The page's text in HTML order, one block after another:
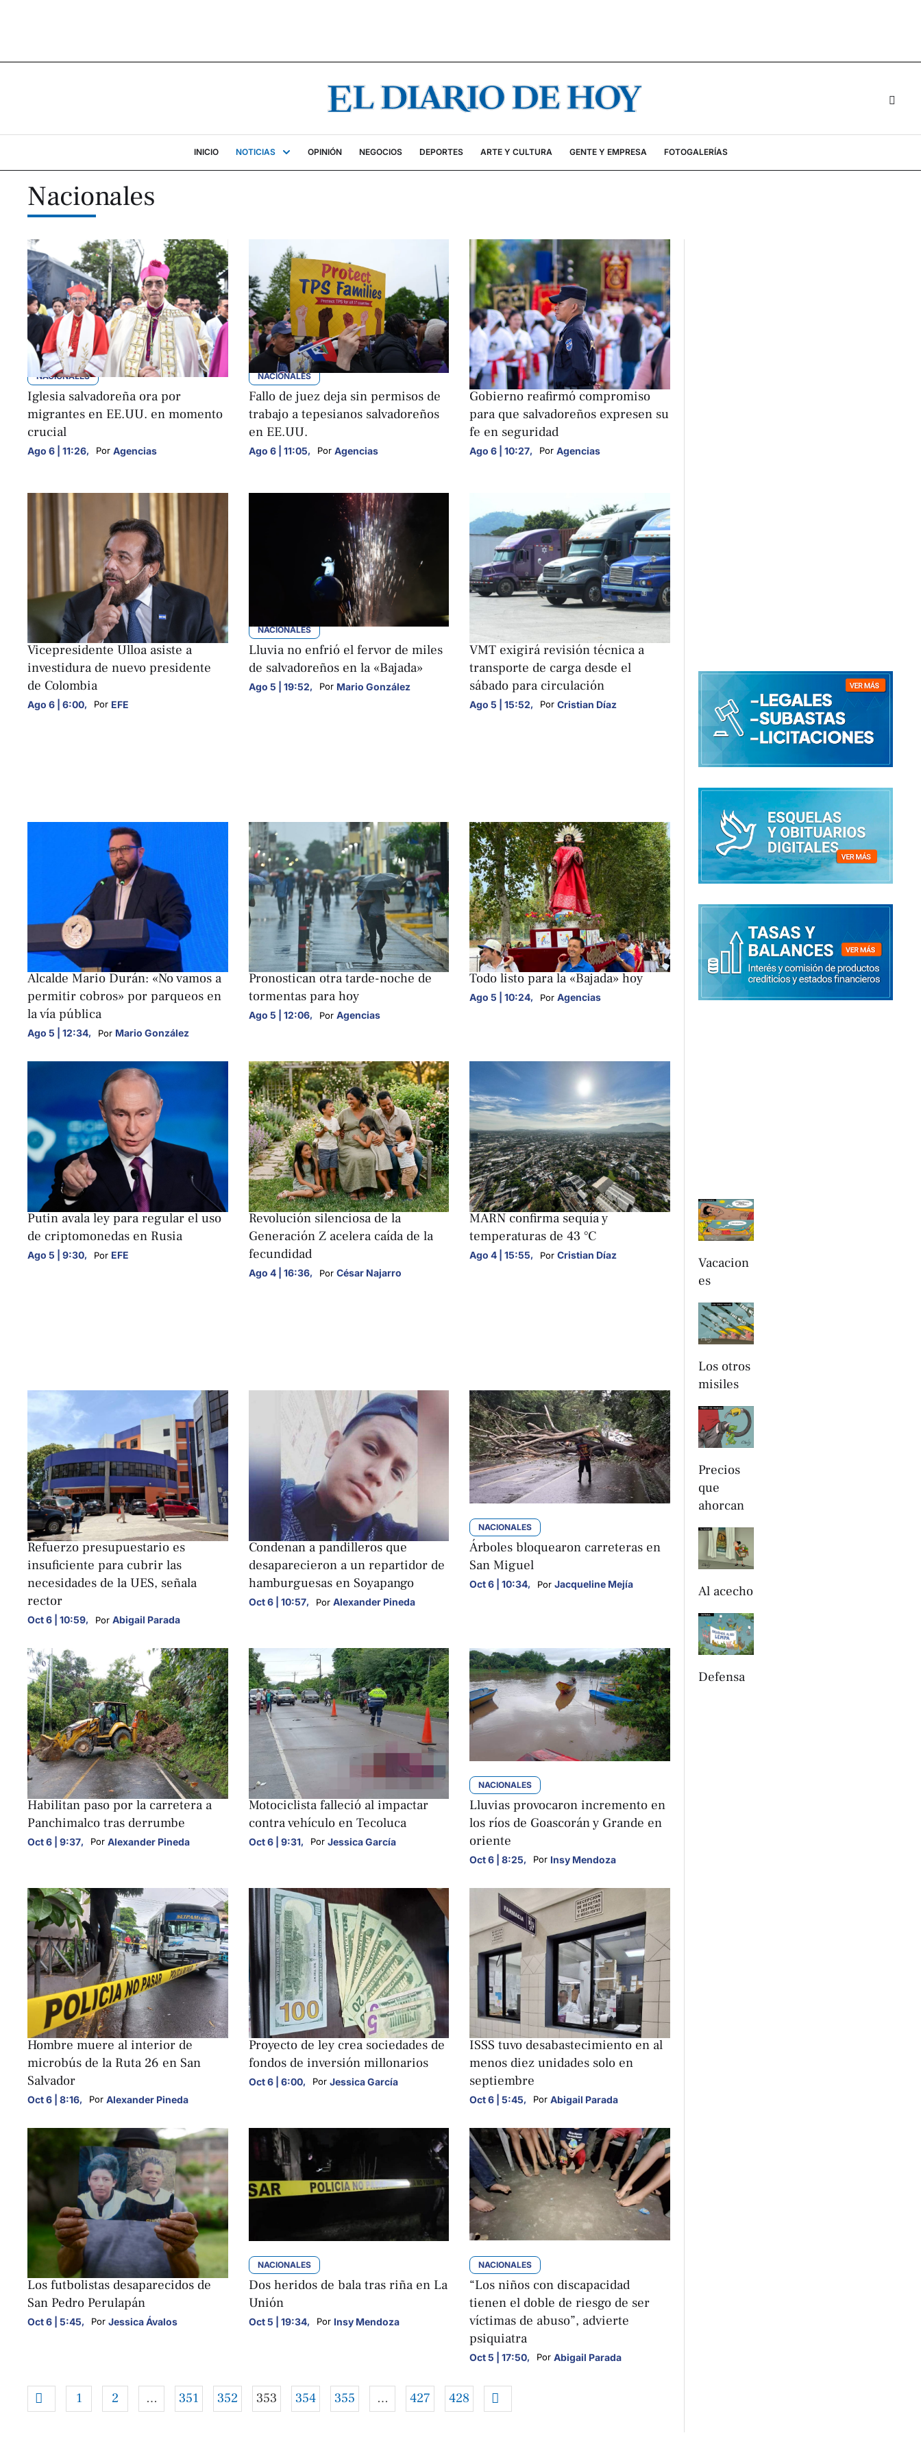
INICIO NOTICIAS OPINIÓN NEGOCIOS DEPORTES ARTE Y CULTURA GENTE Y EMPRESA FOTOGALERÍAS
Nacionales
NACIONALES
Iglesia salvadoreña ora por
migrantes en EE.UU. en momento
crucial
Ago 6 | 11:26, Por Agencias
NACIONALES
Fallo de juez deja sin permisos de
trabajo a tepesianos salvadoreños
en EE.UU.
Ago 6 | 11:05, Por Agencias
NACIONALES
Gobierno reafirmó compromiso
para que salvadoreños expresen su
fe en seguridad
Ago 6 | 10:27, Por Agencias
NACIONALES
Vicepresidente Ulloa asiste a
investidura de nuevo presidente
de Colombia
Ago 6 | 6:00, Por EFE
NACIONALES
Lluvia no enfrió el fervor de miles
de salvadoreños en la «Bajada»
Ago 5 | 19:52, Por Mario González
NACIONALES
VMT exigirá revisión técnica a
transporte de carga desde el
sábado para circulación
Ago 5 | 15:52, Por Cristian Díaz
NACIONALES
Alcalde Mario Durán: «No vamos a
permitir cobros» por parqueos en
la vía pública
Ago 5 | 12:34, Por Mario González
NACIONALES
Pronostican otra tarde-noche de
tormentas para hoy
Ago 5 | 12:06, Por Agencias
NACIONALES
Todo listo para la «Bajada» hoy
Ago 5 | 10:24, Por Agencias
NACIONALES NEGOCIOS
Putin avala ley para regular el uso
de criptomonedas en Rusia
Ago 5 | 9:30, Por EFE
NACIONALES
Revolución silenciosa de la
Generación Z acelera caída de la
fecundidad
Ago 4 | 16:36, Por César Najarro
NACIONALES
MARN confirma sequía y
temperaturas de 43 °C
Ago 4 | 15:55, Por Cristian Díaz
NACIONALES
Refuerzo presupuestario es
insuficiente para cubrir las
necesidades de la UES, señala
rector
Oct 6 | 10:59, Por Abigail Parada
NACIONALES
Condenan a pandilleros que
desaparecieron a un repartidor de
hamburguesas en Soyapango
Oct 6 | 10:57, Por Alexander Pineda
NACIONALES
Árboles bloquearon carreteras en
San Miguel
Oct 6 | 10:34, Por Jacqueline Mejía
NACIONALES
Habilitan paso por la carretera a
Panchimalco tras derrumbe
Oct 6 | 9:37, Por Alexander Pineda
NACIONALES
Motociclista falleció al impactar
contra vehículo en Tecoluca
Oct 6 | 9:31, Por Jessica García
NACIONALES
Lluvias provocaron incremento en
los ríos de Goascorán y Grande en
oriente
Oct 6 | 8:25, Por Insy Mendoza
NACIONALES
Hombre muere al interior de
microbús de la Ruta 26 en San
Salvador
Oct 6 | 8:16, Por Alexander Pineda
NACIONALES
Proyecto de ley crea sociedades de
fondos de inversión millonarios
Oct 6 | 6:00, Por Jessica García
NACIONALES
ISSS tuvo desabastecimiento en al
menos diez unidades solo en
septiembre
Oct 6 | 5:45, Por Abigail Parada
NACIONALES
Los futbolistas desaparecidos de
San Pedro Perulapán
Oct 6 | 5:45, Por Jessica Ávalos
NACIONALES
Dos heridos de bala tras riña en La
Unión
Oct 5 | 19:34, Por Insy Mendoza
NACIONALES
“Los niños con discapacidad
tienen el doble de riesgo de ser
víctimas de abuso”, advierte
psiquiatra
Oct 5 | 17:50, Por Abigail Parada
1 2 … 351 352 353 354 355 … 427 428
Vacacion
es
Los otros
misiles
Precios
que
ahorcan
Al acecho
Defensa